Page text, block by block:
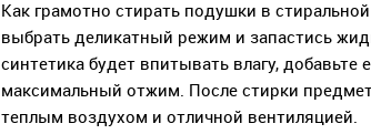
Как грамотно стирать подушки в
выбрать деликатный режим и запастись
синтетика будет впитывать влагу,
максимальный отжим. После стирки
теплым воздухом и отличной вентиляцией.